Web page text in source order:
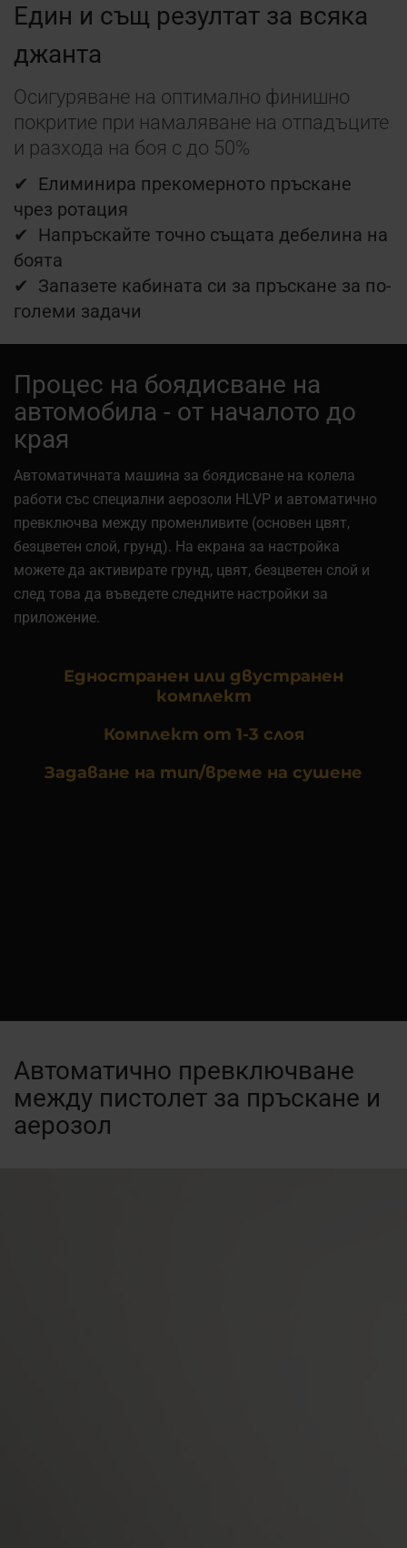
Един и същ резултат за всяка
джанта
Осигуряване на оптимално финишно
покритие при намаляване на отпадъците
и разхода на боя с до 50%
✔ Елиминира прекомерното пръскане
чрез ротация
✔ Напръскайте точно същата дебелина на
боята
✔ Запазете кабината си за пръскане за по-
големи задачи
Процес на боядисване на
автомобила - от началото до
края
Автоматичната машина за боядисване на колела
работи със специални аерозоли HLVP и автоматично
превключва между променливите (основен цвят,
безцветен слой, грунд). На екрана за настройка
можете да активирате грунд, цвят, безцветен слой и
след това да въведете следните настройки за
приложение.
Едностранен или двустранен
комплект
Комплект от 1-3 слоя
Задаване на тип/време на сушене
Автоматично превключване
между пистолет за пръскане и
аерозол